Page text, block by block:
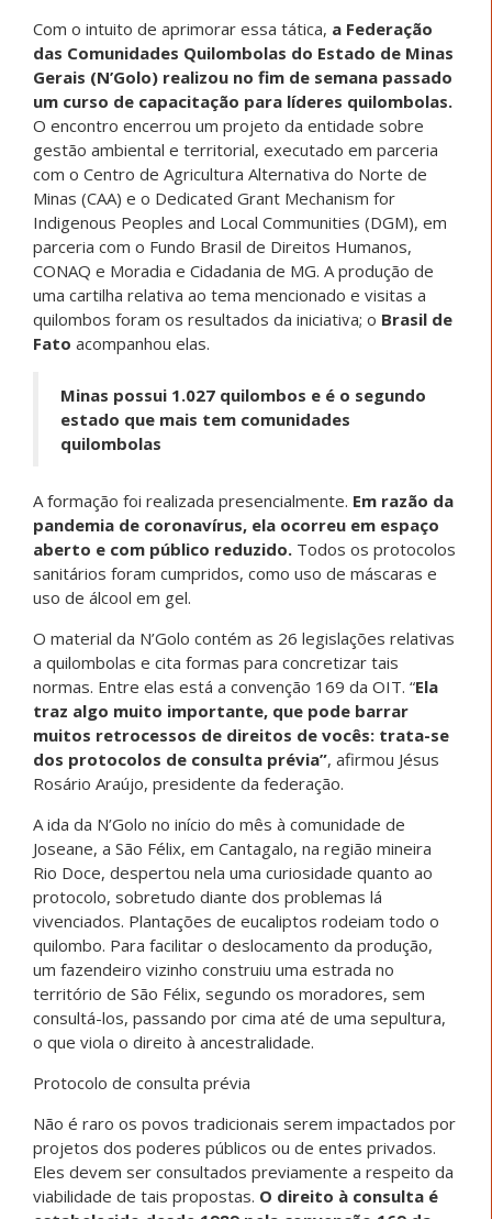
Com o intuito de aprimorar essa tática, a Federação
das Comunidades Quilombolas do Estado de Minas
Gerais (N’Golo) realizou no fim de semana passado
um curso de capacitação para líderes quilombolas.
O encontro encerrou um projeto da entidade sobre
gestão ambiental e territorial, executado em parceria
com o Centro de Agricultura Alternativa do Norte de
Minas (CAA) e o Dedicated Grant Mechanism for
Indigenous Peoples and Local Communities (DGM), em
parceria com o Fundo Brasil de Direitos Humanos,
CONAQ e Moradia e Cidadania de MG. A produção de
uma cartilha relativa ao tema mencionado e visitas a
quilombos foram os resultados da iniciativa; o Brasil de
Fato acompanhou elas.
Minas possui 1.027 quilombos e é o segundo
estado que mais tem comunidades
quilombolas
A formação foi realizada presencialmente. Em razão da
pandemia de coronavírus, ela ocorreu em espaço
aberto e com público reduzido. Todos os protocolos
sanitários foram cumpridos, como uso de máscaras e
uso de álcool em gel.
O material da N’Golo contém as 26 legislações relativas
a quilombolas e cita formas para concretizar tais
normas. Entre elas está a convenção 169 da OIT. “Ela
traz algo muito importante, que pode barrar
muitos retrocessos de direitos de vocês: trata-se
dos protocolos de consulta prévia”, afirmou Jésus
Rosário Araújo, presidente da federação.
A ida da N’Golo no início do mês à comunidade de
Joseane, a São Félix, em Cantagalo, na região mineira
Rio Doce, despertou nela uma curiosidade quanto ao
protocolo, sobretudo diante dos problemas lá
vivenciados. Plantações de eucaliptos rodeiam todo o
quilombo. Para facilitar o deslocamento da produção,
um fazendeiro vizinho construiu uma estrada no
território de São Félix, segundo os moradores, sem
consultá-los, passando por cima até de uma sepultura,
o que viola o direito à ancestralidade.
Protocolo de consulta prévia
Não é raro os povos tradicionais serem impactados por
projetos dos poderes públicos ou de entes privados.
Eles devem ser consultados previamente a respeito da
viabilidade de tais propostas. O direito à consulta é